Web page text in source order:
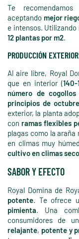
Te
aceptando mejor
e intensos.
12 plantas por m2.
PRODUCCIÓN EXTERIOR
Al aire libre, Royal
que en interior (
número de
principios de octubre
exterior, la planta
con ramas flexibles
plagas como la
en climas muy
cultivo en climas
SABOR Y EFECTO
Royal Domina de
potente. Te ofrece
pimienta. Una
consumidores de
relajante, potente y